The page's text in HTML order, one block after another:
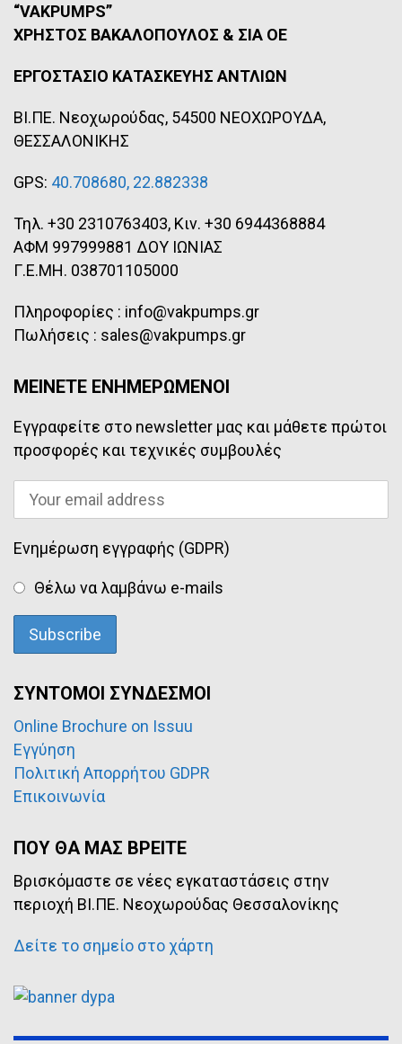
“VAKPUMPS”
ΧΡΗΣΤΟΣ ΒΑΚΑΛΟΠΟΥΛΟΣ & ΣΙΑ ΟΕ
ΕΡΓΟΣΤΑΣΙΟ ΚΑΤΑΣΚΕΥΗΣ ΑΝΤΛΙΩΝ
ΒΙ.ΠΕ. Νεοχωρούδας, 54500 ΝΕΟΧΩΡΟΥΔΑ,
ΘΕΣΣΑΛΟΝΙΚΗΣ
GPS: 40.708680, 22.882338
Τηλ. +30 2310763403, Κιν. +30 6944368884
ΑΦΜ 997999881 ΔΟΥ ΙΩΝΙΑΣ
Γ.Ε.ΜΗ. 038701105000
Πληροφορίες : info@vakpumps.gr
Πωλήσεις : sales@vakpumps.gr
ΜΕΙΝΕΤΕ ΕΝΗΜΕΡΩΜΕΝΟΙ
Εγγραφείτε στο newsletter μας και μάθετε πρώτοι
προσφορές και τεχνικές συμβουλές
Ενημέρωση εγγραφής (GDPR)
Θέλω να λαμβάνω e-mails
ΣΥΝΤΟΜΟΙ ΣΥΝΔΕΣΜΟΙ
Online Brochure on Issuu
Εγγύηση
Πολιτική Απορρήτου GDPR
Επικοινωνία
ΠΟΥ ΘΑ ΜΑΣ ΒΡΕΙΤΕ
Βρισκόμαστε σε νέες εγκαταστάσεις στην
περιοχή ΒΙ.ΠΕ. Νεοχωρούδας Θεσσαλονίκης
Δείτε το σημείο στο χάρτη